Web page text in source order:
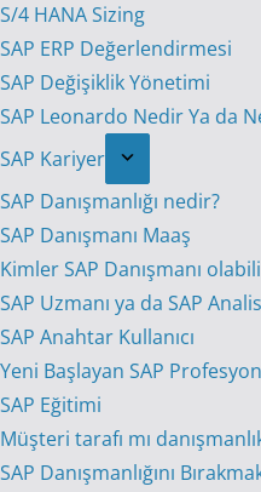
S/4 HANA Sizing
SAP ERP Değerlendirmesi
SAP Değişiklik Yönetimi
SAP Leonardo Nedir Ya da
SAP Kariyer
SAP Danışmanlığı nedir?
SAP Danışmanı Maaş
Kimler SAP Danışmanı
SAP Uzmanı ya da SAP
SAP Anahtar Kullanıcı
Yeni Başlayan SAP
SAP Eğitimi
Müşteri tarafı mı
SAP Danışmanlığını